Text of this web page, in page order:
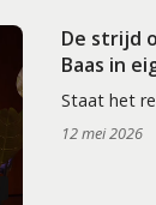
De strijd
Baas in
Staat het
12 mei 2026